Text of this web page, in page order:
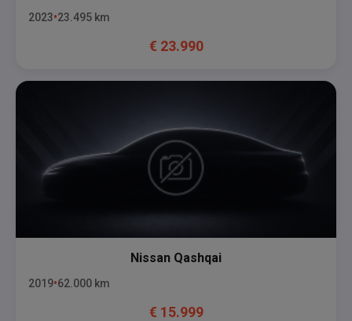
2023 23.495 km
€ 23.990
Nissan Qashqai
2019 62.000 km
€ 15.999